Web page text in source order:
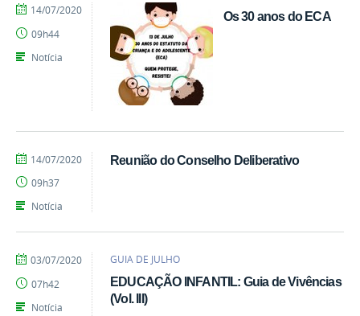
Os 30 anos do ECA
por
publicado
14/07/2020
09h44
Notícia
Reunião do Conselho Deliberativo
por
publicado
14/07/2020
09h37
Notícia
GUIA DE JULHO
EDUCAÇÃO INFANTIL: Guia de Vivências
(Vol. III)
por
publicado
03/07/2020
07h42
Notícia